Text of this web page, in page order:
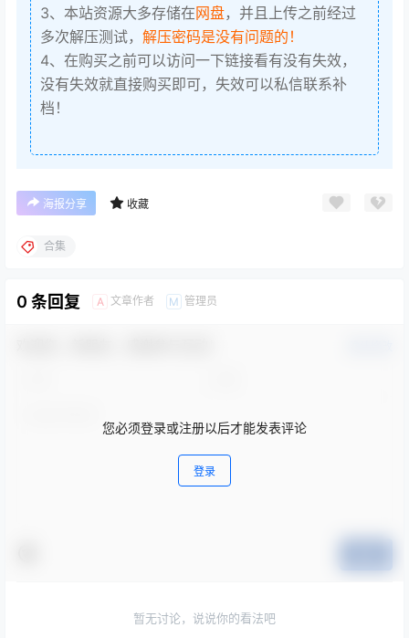
3、本站资源大多存储在网盘，并且上传之前经过
多次解压测试， 解压密码是没有问题的！
4、在购买之前可以访问一下链接看有没有失效，
没有失效就直接购买即可，失效可以私信联系补
档！
海报分享 收藏
合集
0 条回复 A 文章作者 M 管理员
您必须登录或注册以后才能发表评论
登录
暂无讨论，说说你的看法吧